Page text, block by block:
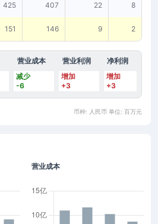
425 407 22 8
151 146 9 2
营业成本 营业利润 净利润
减少
-6
增加
+3
增加
+3
币种: 人民币 单位: 百万元
营业成本